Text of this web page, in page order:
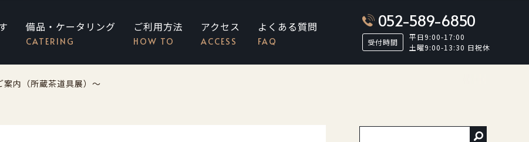
備品・ケータリング
CATERING
ご利用方法
HOW TO
アクセス
ACCESS
よくある質問
FAQ
052-589-6850
受付時間
平日9:00-17:00
土曜9:00-13:30 日祝休
内（所蔵茶道具展）～